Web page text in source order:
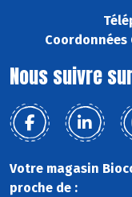
Coordonnées
Nous suivre
Votre magasin
proche de :